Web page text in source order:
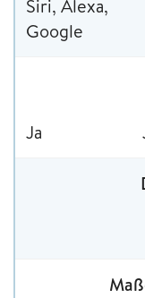
Siri, Alexa,
Google
Ja